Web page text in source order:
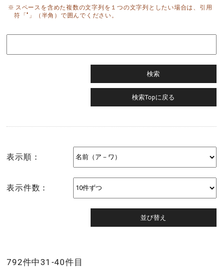
スペースを含めた複数の文字列を１つの文字列としたい場合は、引用
符「"」（半角）で囲んでください。
表示順：
表示件数：
792件中31-40件目